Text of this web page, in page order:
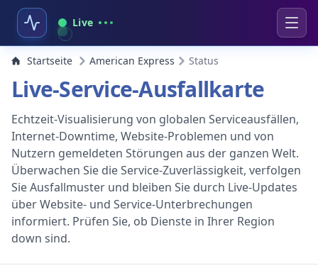
Live
Startseite American Express Status
Live-Service-Ausfallkarte
Echtzeit-Visualisierung von globalen Serviceausfällen,
Internet-Downtime, Website-Problemen und von
Nutzern gemeldeten Störungen aus der ganzen Welt.
Überwachen Sie die Service-Zuverlässigkeit, verfolgen
Sie Ausfallmuster und bleiben Sie durch Live-Updates
über Website- und Service-Unterbrechungen
informiert. Prüfen Sie, ob Dienste in Ihrer Region
down sind.